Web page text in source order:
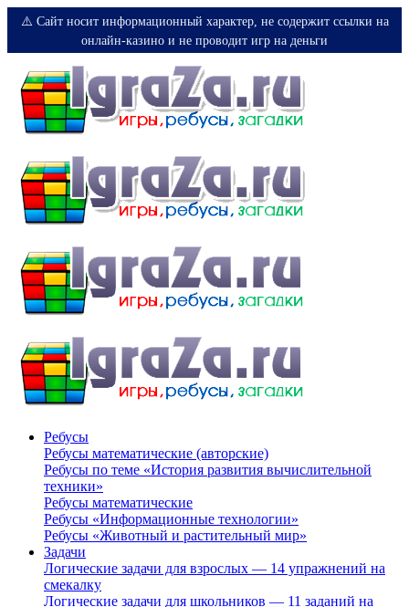
⚠️ Сайт носит информационный характер, не содержит ссылки на
онлайн-казино и не проводит игр на деньги
Ребусы
Ребусы математические (авторские)
Ребусы по теме «История развития вычислительной
техники»
Ребусы математические
Ребусы «Информационные технологии»
Ребусы «Животный и растительный мир»
Задачи
Логические задачи для взрослых — 14 упражнений на
смекалку
Логические задачи для школьников — 11 заданий на